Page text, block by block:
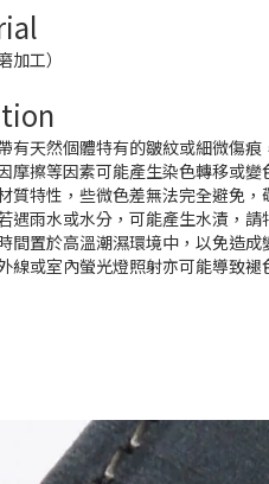
加工）
有天然個體特有的皺紋或細微傷痕
摩擦等因素可能產生染色轉移或變
質特性，些微色差無法完全避免，
遇雨水或水分，可能產生水漬，請
間置於高溫潮濕環境中，以免造成
線或室內螢光燈照射亦可能導致褪